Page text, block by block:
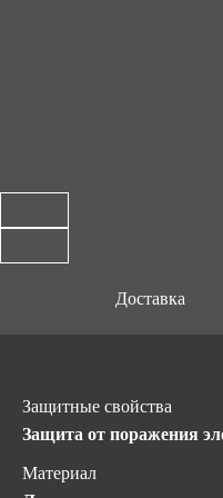
Доставка
Защитные свойства
Защита от поражения
Материал